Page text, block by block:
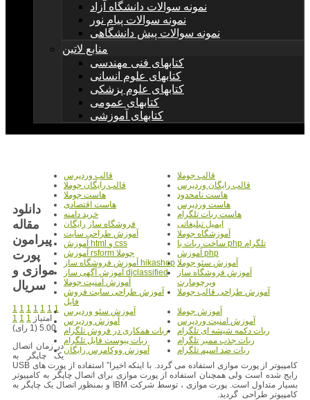
نمونه سوالات دانشگاه آزاد
نمونه سوالات پیام نور
نمونه سوالات پیش دانشگاهی
منابع لاتین
کتابهای فنی مهندسی
کتابهای علوم انسانی
کتابهای علوم پزشکی
کتابهای عمومی
کتابهای آموزشی
قالب جوملا
قالب وردپرس
قالب رایگان وردپرس
قالب رایگان جوملا
هاست نامحدود
هاست جوملا
هاست وردپرس
هاست اقتصادی
هاست ربات تلگرام
خرید دامنه
ایمیل تبلیغاتی
فروشگاه ساز رایگان
آموزشگاه جوملا
آموزش طراحی سایت
ساخت ربات با php تلگرام
آموزش html و css
آموزش php
آموزش rsform جوملا
آموزش سئو جوملا آموزش فروشگاه ساز hikashop
آموزش فروشگاه ساز
ویرچومارت
آموزش آگهی ساز djclassified
آموزش امنیت جوملا
آموزش طراحی قالب جوملا
آموزش طراحی سایت فروش
فایل
آموزش جوملا
آموزش سئو وردپرس
آموزش امنیت وردپرس
آموزش وردپرس
ربات دکمه شیشه ای تلگرام
ربات همکاری در فروش تلگرام
ربات جذب ممبر تلگرام
ربات پیوست فایل تلگرام
ربات ضد اسپم تلگرام
آموزش ووکامرس رایگان
دانلود
مقاله
پیرامون
پورت
موازی و
سریال
1 1 1 1 1 1 1
1 1 1 امتیاز
5.00 (1 رای)
در زمان اتصال
يک چاپگر به
کامپيوتر از پورت موازی استفاده می گردد. با اينکه اخيرا” استفاده از پورت های USB
رايج شده است ولی همچنان استفاده از پورت موازی برای اتصال چاپگر به کامپيوتر
بسيار متداول است. پورت موازی ، توسط شرکت IBM و بمنظور اتصال يک چاپگر به
کامپيوتر طراحی گرديد.